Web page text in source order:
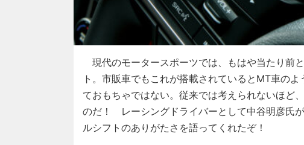
現代のモータースポーツでは、もはや当たり前
ト。市販車でもこれが搭載されているとMT車の
ておもちゃではない。従来では考えられないほど
のだ！ レーシングドライバーとして中谷明彦氏
ルシフトのありがたさを語ってくれたぞ！